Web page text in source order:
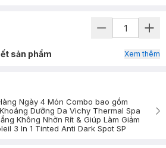
sản phẩm Xem thêm
Ngày 4 Món Combo bao gồm
Dưỡng Da Vichy Thermal Spa
Không Nhờn Rít & Giúp Làm Giảm
3 In 1 Tinted Anti Dark Spot SP